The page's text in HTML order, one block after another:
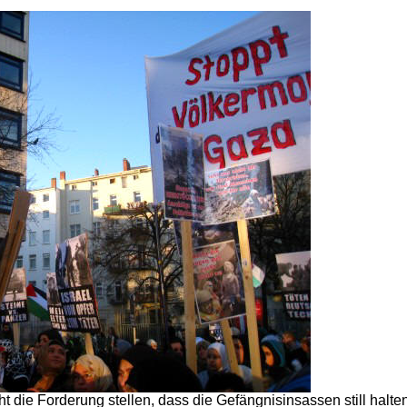
die Forderung stellen, dass die Gefängnisinsassen still